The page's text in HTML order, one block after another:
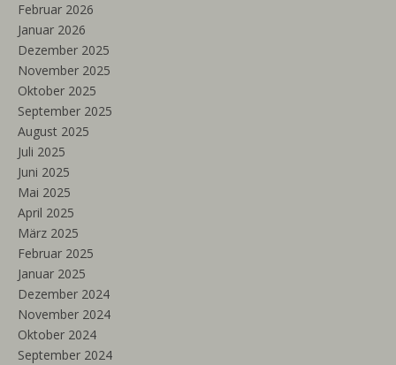
Februar 2026
Januar 2026
Dezember 2025
November 2025
Oktober 2025
September 2025
August 2025
Juli 2025
Juni 2025
Mai 2025
April 2025
März 2025
Februar 2025
Januar 2025
Dezember 2024
November 2024
Oktober 2024
September 2024